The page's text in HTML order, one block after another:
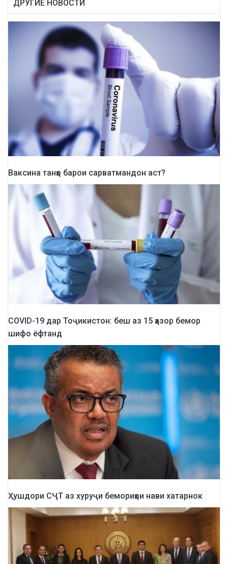
ДРУГИЕ НОВОСТИ
Ваксина танҳо барои сарватмандон аст?
COVID-19 дар Тоҷикистон: беш аз 15 ҳазор бемор
шифо ёфтанд
Ҳушдори СҶТ аз хуруҷи бемориҳои нави хатарнок